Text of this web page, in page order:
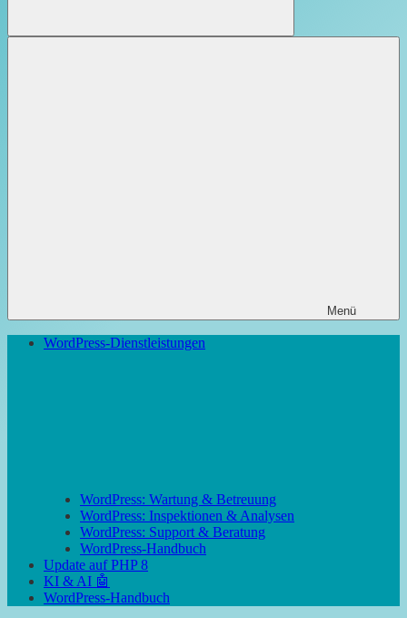
Suchen
Menü
WordPress-Dienstleistungen
WordPress: Wartung & Betreuung
WordPress: Inspektionen & Analysen
WordPress: Support & Beratung
WordPress-Handbuch
Update auf PHP 8
KI & AI 🤖
WordPress-Handbuch